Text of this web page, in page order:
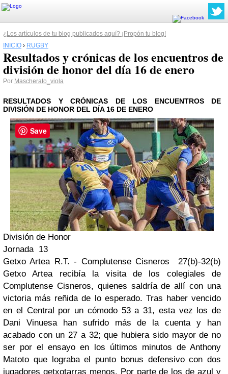
¿Los artículos de tu blog publicados aquí? ¡Propón tu blog!
INICIO › RUGBY
Resultados y crónicas de los encuentros de
división de honor del día 16 de enero
Por Mascherato_viola
RESULTADOS Y CRÓNICAS DE LOS ENCUENTROS DE
DIVISIÓN DE HONOR DEL DÍA 16 DE ENERO
División de Honor
Jornada 13
Getxo Artea R.T. - Complutense Cisneros 27(b)-32(b)
Getxo Artea recibía la visita de los colegiales de
Complutense Cisneros, quienes saldría de allí con una
victoria más reñida de lo esperado. Tras haber vencido
en el Central por un cómodo 53 a 31, esta vez los de
Dani Vinuesa han sufrido más de la cuenta y han
acabado con un 27 a 32; que hubiera sido mayor de no
ser por el ensayo en los últimos minutos de Anthony
Matoto que lograba el punto bonus defensivo con dos
jugadores getxotarras menos. Por parte de los de azul y
Save